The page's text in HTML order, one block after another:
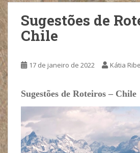
Sugestões de
Chile
17 de janeiro de 2022 Kátia
Sugestões de Roteiros – Chile